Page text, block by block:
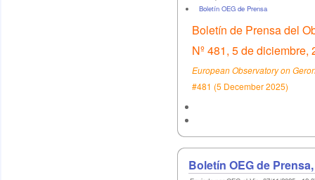
Boletín OEG de Prensa
Boletín de Prensa del
Nº 481, 5 de diciembre,
European Observatory on
#481 (5 December 2025)
Boletín OEG de Prensa,